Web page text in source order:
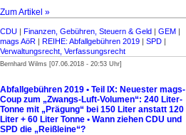
Zum Artikel »
CDU | Finanzen, Gebühren, Steuern & Geld | GEM |
mags AöR | REIHE: Abfallgebühren 2019 | SPD |
Verwaltungsrecht, Verfassungsrecht
Bernhard Wilms [07.06.2018 - 20:53 Uhr]
Abfallgebühren 2019 • Teil IX: Neuester mags-
Coup zum „Zwangs-Luft-Volumen“: 240 Liter-
Tonne mit „Prägung“ bei 150 Liter anstatt 120
Liter + 60 Liter Tonne • Wann ziehen CDU und
SPD die „Reißleine“?